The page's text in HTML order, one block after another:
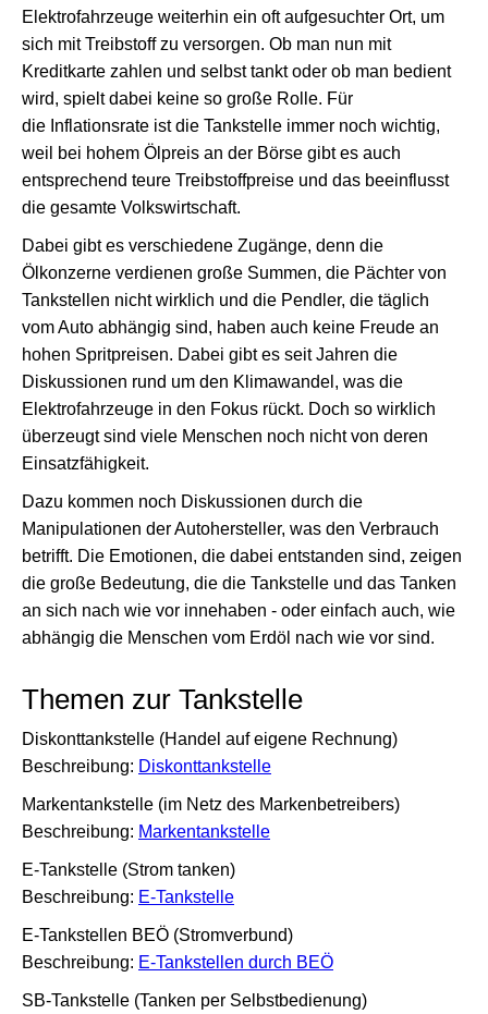
Elektrofahrzeuge weiterhin ein oft aufgesuchter Ort, um
sich mit Treibstoff zu versorgen. Ob man nun mit
Kreditkarte zahlen und selbst tankt oder ob man bedient
wird, spielt dabei keine so große Rolle. Für
die Inflationsrate ist die Tankstelle immer noch wichtig,
weil bei hohem Ölpreis an der Börse gibt es auch
entsprechend teure Treibstoffpreise und das beeinflusst
die gesamte Volkswirtschaft.
Dabei gibt es verschiedene Zugänge, denn die
Ölkonzerne verdienen große Summen, die Pächter von
Tankstellen nicht wirklich und die Pendler, die täglich
vom Auto abhängig sind, haben auch keine Freude an
hohen Spritpreisen. Dabei gibt es seit Jahren die
Diskussionen rund um den Klimawandel, was die
Elektrofahrzeuge in den Fokus rückt. Doch so wirklich
überzeugt sind viele Menschen noch nicht von deren
Einsatzfähigkeit.
Dazu kommen noch Diskussionen durch die
Manipulationen der Autohersteller, was den Verbrauch
betrifft. Die Emotionen, die dabei entstanden sind, zeigen
die große Bedeutung, die die Tankstelle und das Tanken
an sich nach wie vor innehaben - oder einfach auch, wie
abhängig die Menschen vom Erdöl nach wie vor sind.
Themen zur Tankstelle
Diskonttankstelle (Handel auf eigene Rechnung)
Beschreibung: Diskonttankstelle
Markentankstelle (im Netz des Markenbetreibers)
Beschreibung: Markentankstelle
E-Tankstelle (Strom tanken)
Beschreibung: E-Tankstelle
E-Tankstellen BEÖ (Stromverbund)
Beschreibung: E-Tankstellen durch BEÖ
SB-Tankstelle (Tanken per Selbstbedienung)